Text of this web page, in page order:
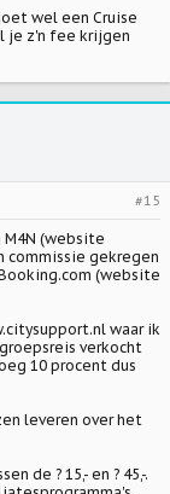
wel een Cruise
je z'n fee krijgen
#15
M4N (website
commissie gekregen
(website
waar ik
verkocht
10 procent dus
leveren over het
de ? 15,- en ? 45,-.